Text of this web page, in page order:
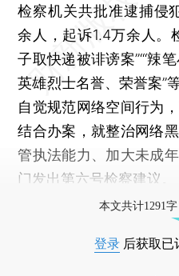
检察机关共批准逮捕侵
余人，起诉1.4万余人。
子取快递被诽谤案”“‘辣
英雄烈士名誉、荣誉案”
自觉规范网络空间行为
结合办案，就整治网络
管执法能力、加大未成
门发出第六号检察建议。
本文共计1291
登录 后获取已